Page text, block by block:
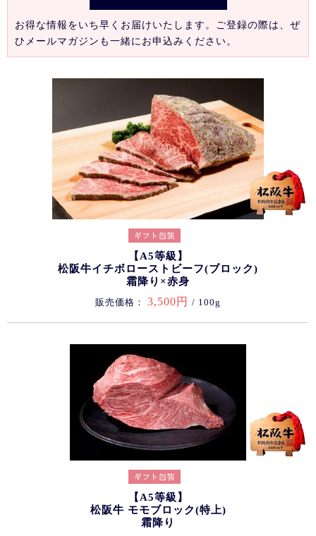
お得な情報をいち早くお届けいたします。ご登録の際は、ぜ
ひメールマガジンも一緒にお申込みください。
【A5等級】
松阪牛イチボローストビーフ(ブロック)
霜降り×赤身
販売価格： 3,500円 / 100g
【A5等級】
松阪牛 モモブロック(特上)
霜降り